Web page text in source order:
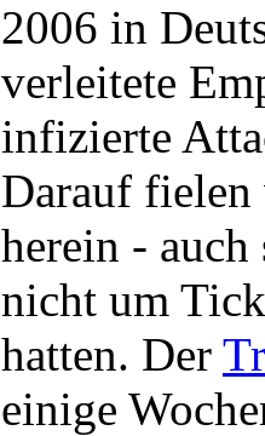
2006 in
verleitete
infizierte
Darauf
herein -
nicht um
hatten. Der
einige